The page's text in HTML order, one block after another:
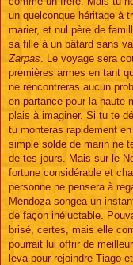
un quelconque héritage à
marier, et nul père de
sa fille à un bâtard sans
Zarpas . Le voyage sera
premières armes en tant
ne rencontreras aucun
en partance pour la haute
plais à imaginer. Si tu te
tu monteras rapidement
simple solde de marin ne
de tes jours. Mais sur le
fortune considérable et
personne ne pensera à
Mendoza songea un
de façon inéluctable.
brisé, certes, mais elle
pourrait lui offrir de
leva pour rejoindre Tiago